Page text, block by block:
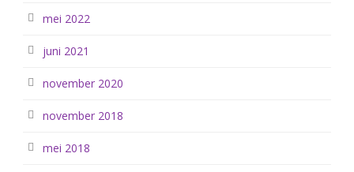
mei 2022
juni 2021
november 2020
november 2018
mei 2018